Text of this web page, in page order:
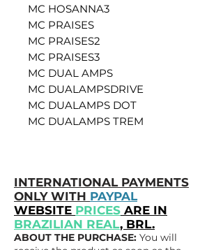
MC HOSANNA3
MC PRAISES
MC PRAISES2
MC PRAISES3
MC DUAL AMPS
MC DUALAMPSDRIVE
MC DUALAMPS DOT
MC DUALAMPS TREM
INTERNATIONAL PAYMENTS
ONLY WITH PAYPAL
WEBSITE PRICES ARE IN
BRAZILIAN REAL, BRL.
ABOUT THE PURCHASE: You will